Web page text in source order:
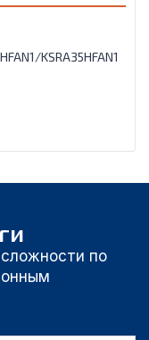
KSRA35HFAN1
по